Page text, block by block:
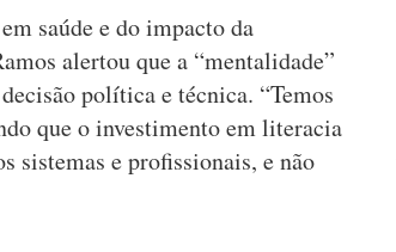
saúde e do impacto da
alertou que a “mentalidade”
política e técnica. “Temos
que o investimento em literacia
sistemas e profissionais, e não